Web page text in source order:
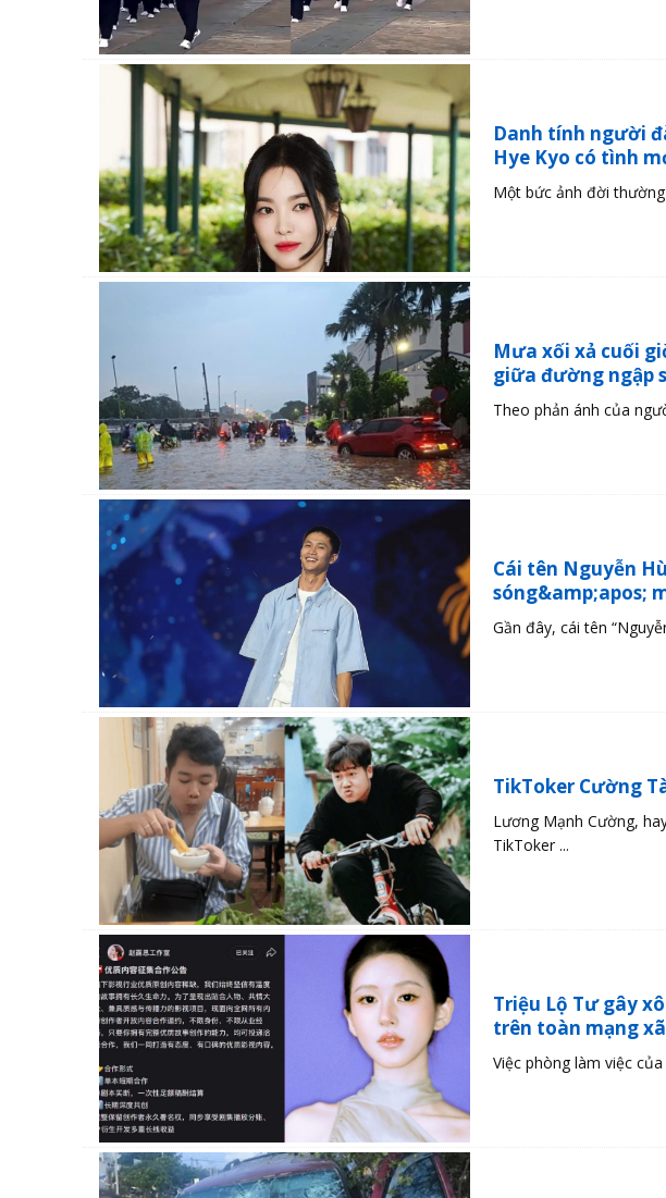
Danh tính người
Hye Kyo có tình
Một bức ảnh đời
Mưa xối xả cuối
giữa đường ngập
Theo phản ánh của
Cái tên Nguyễn
sóng&amp;apos;
Gần đây, cái tên
TikToker Cường
Lương Mạnh Cường,
TikToker ...
Triệu Lộ Tư gây
trên toàn mạng
Việc phòng làm việc